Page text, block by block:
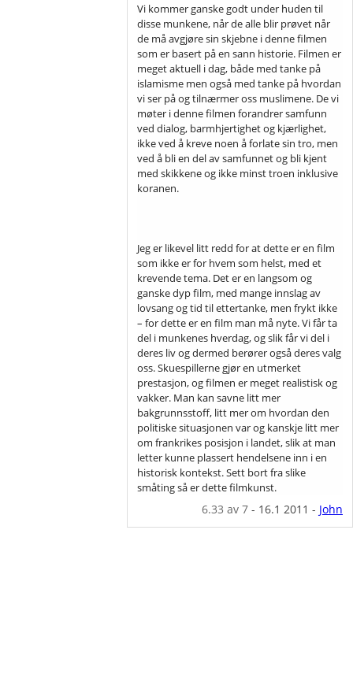
Vi kommer ganske godt under huden til
disse munkene, når de alle blir prøvet når
de må avgjøre sin skjebne i denne filmen
som er basert på en sann historie. Filmen er
meget aktuell i dag, både med tanke på
islamisme men også med tanke på hvordan
vi ser på og tilnærmer oss muslimene. De vi
møter i denne filmen forandrer samfunn
ved dialog, barmhjertighet og kjærlighet,
ikke ved å kreve noen å forlate sin tro, men
ved å bli en del av samfunnet og bli kjent
med skikkene og ikke minst troen inklusive
koranen.
Jeg er likevel litt redd for at dette er en film
som ikke er for hvem som helst, med et
krevende tema. Det er en langsom og
ganske dyp film, med mange innslag av
lovsang og tid til ettertanke, men frykt ikke
– for dette er en film man må nyte. Vi får ta
del i munkenes hverdag, og slik får vi del i
deres liv og dermed berører også deres valg
oss. Skuespillerne gjør en utmerket
prestasjon, og filmen er meget realistisk og
vakker. Man kan savne litt mer
bakgrunnsstoff, litt mer om hvordan den
politiske situasjonen var og kanskje litt mer
om frankrikes posisjon i landet, slik at man
letter kunne plassert hendelsene inn i en
historisk kontekst. Sett bort fra slike
småting så er dette filmkunst.
6.33 av 7- 16.1 2011 - John